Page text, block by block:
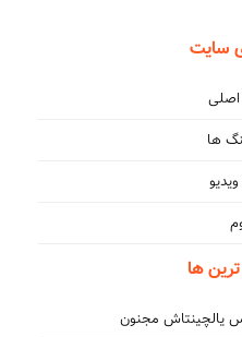
سایت
ها
ترین ها
یالچینتاش مجنون